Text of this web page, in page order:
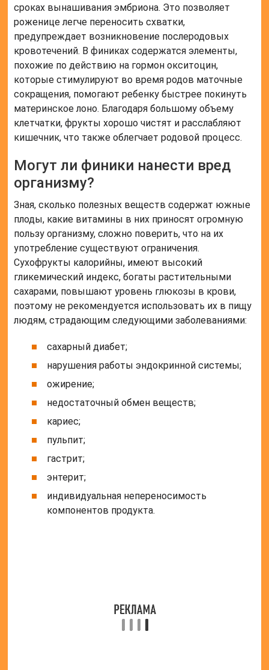
сроках вынашивания эмбриона. Это позволяет
роженице легче переносить схватки,
предупреждает возникновение послеродовых
кровотечений. В финиках содержатся элементы,
похожие по действию на гормон окситоцин,
которые стимулируют во время родов маточные
сокращения, помогают ребенку быстрее покинуть
материнское лоно. Благодаря большому объему
клетчатки, фрукты хорошо чистят и расслабляют
кишечник, что также облегчает родовой процесс.
Могут ли финики нанести вред
организму?
Зная, сколько полезных веществ содержат южные
плоды, какие витамины в них приносят огромную
пользу организму, сложно поверить, что на их
употребление существуют ограничения.
Сухофрукты калорийны, имеют высокий
гликемический индекс, богаты растительными
сахарами, повышают уровень глюкозы в крови,
поэтому не рекомендуется использовать их в пищу
людям, страдающим следующими заболеваниями:
сахарный диабет;
нарушения работы эндокринной системы;
ожирение;
недостаточный обмен веществ;
кариес;
пульпит;
гастрит;
энтерит;
индивидуальная непереносимость
компонентов продукта.
поступлением в продажу. В этом их большое
преимущество перед другими привозными